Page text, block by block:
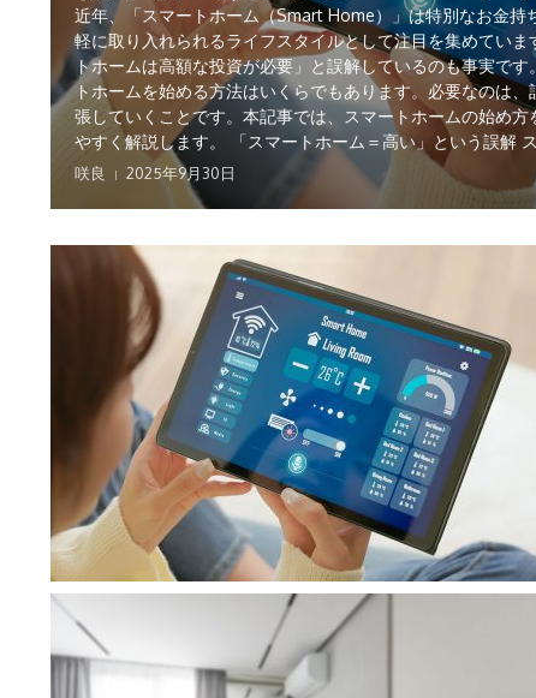
近年、「スマートホーム（Smart Home）」は特別なお金持
軽に取り入れられるライフスタイルとして注目を集めてい
トホームは高額な投資が必要」と誤解しているのも事実で
トホームを始める方法はいくらでもあります。必要なのは
張していくことです。本記事では、スマートホームの始め方
やすく解説します。 「スマートホーム＝高い」という誤解
咲良 2025年9月30日